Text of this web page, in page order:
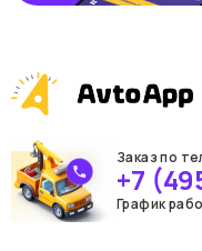
Заказ по
+7
График